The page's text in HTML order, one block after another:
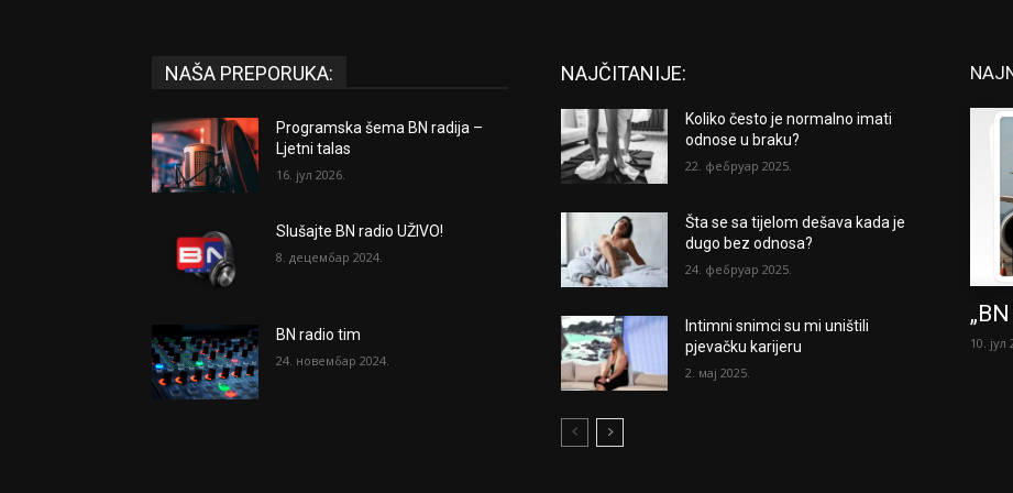
NAŠA PREPORUKA:
Programska šema BN radija –
Ljetni talas
16. јул 2026.
Slušajte BN radio UŽIVO!
8. децембар 2024.
BN radio tim
24. новембар 2024.
NAJČITANIJE:
Koliko često je normalno imati
odnose u braku?
22. фебруар 2025.
Šta se sa tijelom dešava kada je
dugo bez odnosa?
24. фебруар 2025.
Intimni snimci su mi uništili
pjevačku karijeru
2. мај 2025.
10. јул